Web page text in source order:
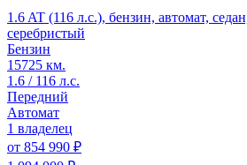
1.6 AT (116 л.с.), бензин, автомат,
серебристый
Бензин
15725 км.
1.6 / 116 л.с.
Передний
Автомат
1 владелец
от 854 990 ₽